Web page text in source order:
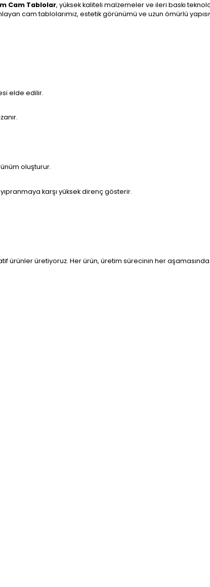
Cam Tablolar, yüksek kaliteli malzemeler ve ileri baskı
cam tablolarımız, estetik görünümü ve uzun ömürlü
elde edilir.
oluşturur.
karşı yüksek direnç gösterir.
ürünler üretiyoruz. Her ürün, üretim sürecinin her